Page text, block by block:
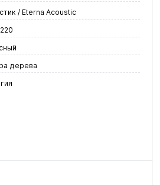
/ Eterna Acoustic
дерева